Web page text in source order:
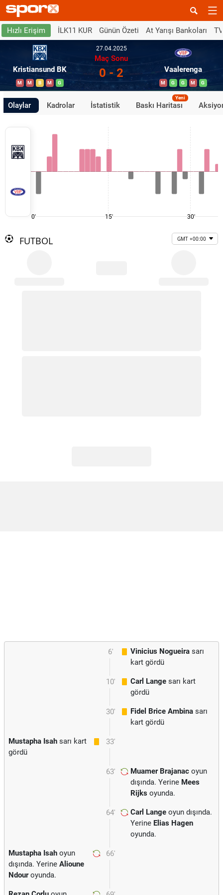
Hızlı Erişim İLK11 KUR Günün Özeti At Yarışı Bankoları
Kristiansund BK
M M B M G
27.04.2025
Maç Sonu
0 - 2 Vaalerenga
M G G M G
Olaylar Kadrolar İstatistik Baskı Haritası
Yeni
0' 15' 30'
FUTBOL GMT +00:00
6' Vinicius Nogueira sarı
kart gördü
10' Carl Lange sarı kart
gördü
30' Fidel Brice Ambina sarı
kart gördü
33'
Mustapha Isah sarı kart
gördü
63' Muamer Brajanac oyun
dışında. Yerine Mees
Rijks oyunda.
64' Carl Lange oyun dışında.
Yerine Elias Hagen
oyunda.
66'
Mustapha Isah oyun
dışında. Yerine Alioune
Ndouroyunda.